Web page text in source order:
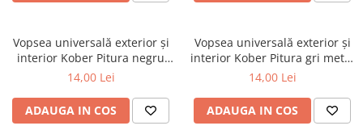
Vopsea universală exterior și
interior Kober Pitura negru
0.75L
14,00 Lei
ADAUGA IN COS
Vopsea universală exterior și
interior Kober Pitura gri metal
0.75L
14,00 Lei
ADAUGA IN COS